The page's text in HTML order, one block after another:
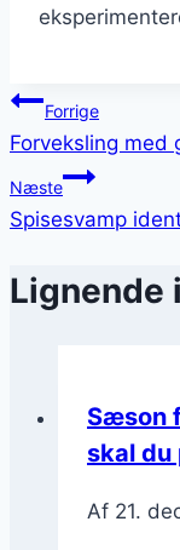
Forrige
Forveksling med
Næste
Spisesvamp
Sæson
skal du
Af 21.